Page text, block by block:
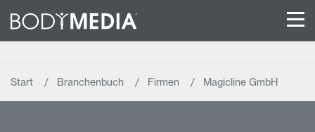
Start Branchenbuch Firmen Magicline GmbH